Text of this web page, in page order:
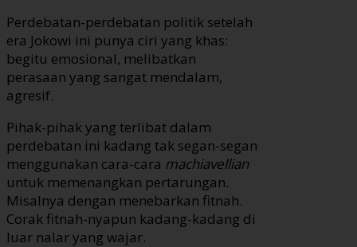
Perdebatan-perdebatan politik setelah
era Jokowi ini punya ciri yang khas:
begitu emosional, melibatkan
perasaan yang sangat mendalam,
agresif.
Pihak-pihak yang terlibat dalam
perdebatan ini kadang tak segan-segan
menggunakan cara-cara machiavellian
untuk memenangkan pertarungan.
Misalnya dengan menebarkan fitnah.
Corak fitnah-nyapun kadang-kadang di
luar nalar yang wajar.